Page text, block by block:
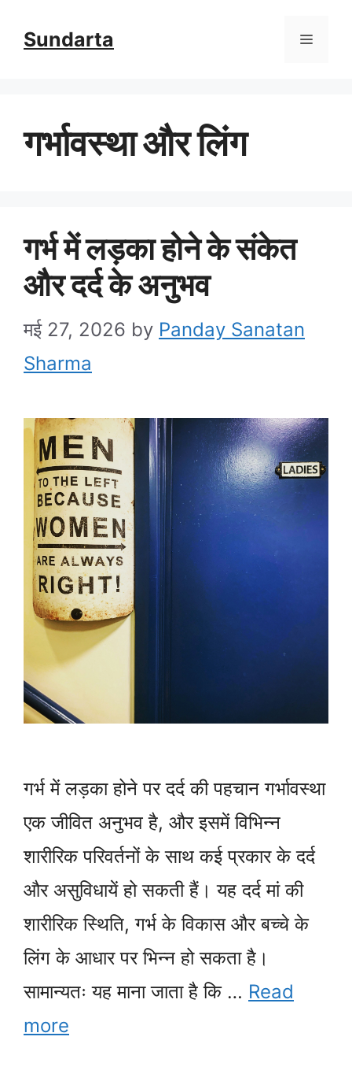
Sundarta Menu
गर्भावस्था और लिंग
गर्भ में लड़का होने के संकेत
और दर्द के अनुभव
मई 27, 2026 by Panday Sanatan
Sharma
गर्भ में लड़का होने पर दर्द की पहचान गर्भावस्था
एक जीवित अनुभव है, और इसमें विभिन्न
शारीरिक परिवर्तनों के साथ कई प्रकार के दर्द
और असुविधायें हो सकती हैं। यह दर्द मां की
शारीरिक स्थिति, गर्भ के विकास और बच्चे के
लिंग के आधार पर भिन्न हो सकता है।
सामान्यतः यह माना जाता है कि … Read
more